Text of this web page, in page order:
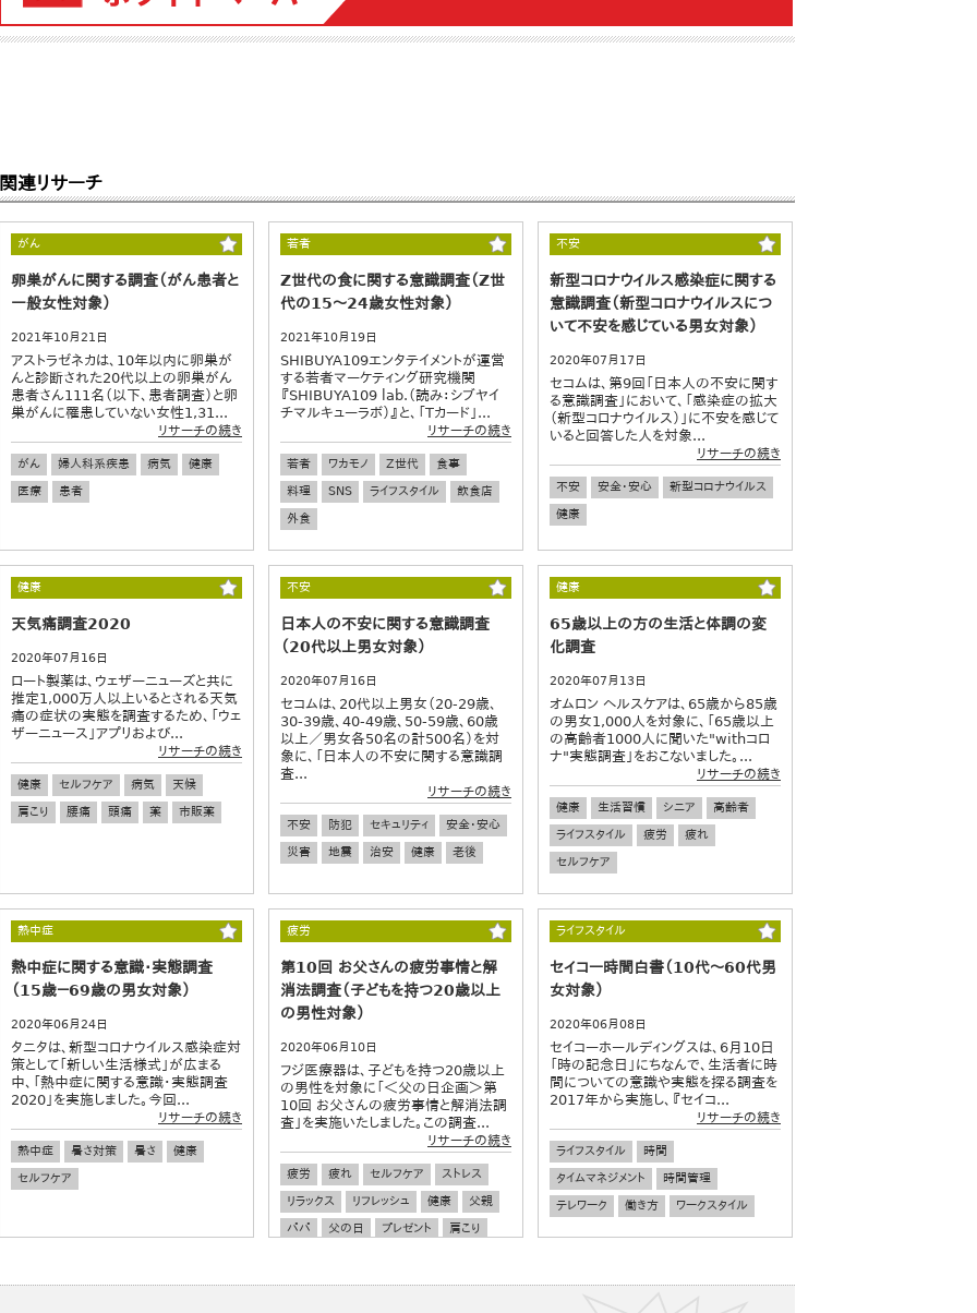
関連リサーチ
がん
卵巣がんに関する調査（がん患者と
一般女性対象）
2021年10月21日
アストラゼネカは、10年以内に卵巣が
んと診断された20代以上の卵巣がん
患者さん111名（以下、患者調査）と卵
巣がんに罹患していない女性1,31...
リサーチの続き
がん 婦人科系疾患 病気
健康
医療
患者
若者
Z世代の食に関する意識調査（Z世
代の15～24歳女性対象）
2021年10月19日
SHIBUYA109エンタテイメントが運営
する若者マーケティング研究機関
『SHIBUYA109 lab.（読み：シブヤイ
チマルキューラボ）』と、「Tカード」...
リサーチの続き
若者 ワカモノ Z世代
食事
料理
SNS ライフスタイル
飲食店
外食
不安
新型コロナウイルス感染症に関する
意識調査（新型コロナウイルスにつ
いて不安を感じている男女対象）
2020年07月17日
セコムは、第9回「日本人の不安に関す
る意識調査」において、「感染症の拡大
（新型コロナウイルス）」に不安を感じて
いると回答した人を対象...
リサーチの続き
不安 安全・安心
新型コロナウイルス
健康
健康
天気痛調査2020
2020年07月16日
ロート製薬は、ウェザーニューズと共に
推定1,000万人以上いるとされる天気
痛の症状の実態を調査するため、「ウェ
ザーニュース」アプリおよび...
リサーチの続き
健康 セルフケア 病気
天候
肩こり
腰痛 頭痛 薬 市販薬
不安
日本人の不安に関する意識調査
（20代以上男女対象）
2020年07月16日
セコムは、20代以上男女（20-29歳、
30-39歳、40-49歳、50-59歳、60歳
以上／男女各50名の計500名）を対
象に、「日本人の不安に関する意識調
査...
リサーチの続き
不安 防犯 セキュリティ
安全・安心
災害
地震 治安 健康 老後
健康
65歳以上の方の生活と体調の変
化調査
2020年07月13日
オムロン ヘルスケアは、65歳から85歳
の男女1,000人を対象に、「65歳以上
の高齢者1000人に聞いた"withコロ
ナ"実態調査」をおこないました。...
リサーチの続き
健康 生活習慣 シニア
高齢者
ライフスタイル
疲労
疲れ
セルフケア
熱中症
熱中症に関する意識・実態調査
（15歳－69歳の男女対象）
2020年06月24日
タニタは、新型コロナウイルス感染症対
策として「新しい生活様式」が広まる
中、「熱中症に関する意識・実態調査
2020」を実施しました。今回...
リサーチの続き
熱中症 暑さ対策 暑さ
健康
セルフケア
疲労
第10回 お父さんの疲労事情と解
消法調査（子どもを持つ20歳以上
の男性対象）
2020年06月10日
フジ医療器は、子どもを持つ20歳以上
の男性を対象に「＜父の日企画＞第
10回 お父さんの疲労事情と解消法調
査」を実施いたしました。この調査...
リサーチの続き
疲労 疲れ セルフケア
ストレス
リラックス
リフレッシュ 健康
父親
パパ
父の日 プレゼント
肩こり
ライフスタイル
セイコー時間白書（10代～60代男
女対象）
2020年06月08日
セイコーホールディングスは、6月10日
「時の記念日」にちなんで、生活者に時
間についての意識や実態を探る調査を
2017年から実施し、『セイコ...
リサーチの続き
ライフスタイル
時間
タイムマネジメント
時間管理
テレワーク
働き方 ワークスタイル